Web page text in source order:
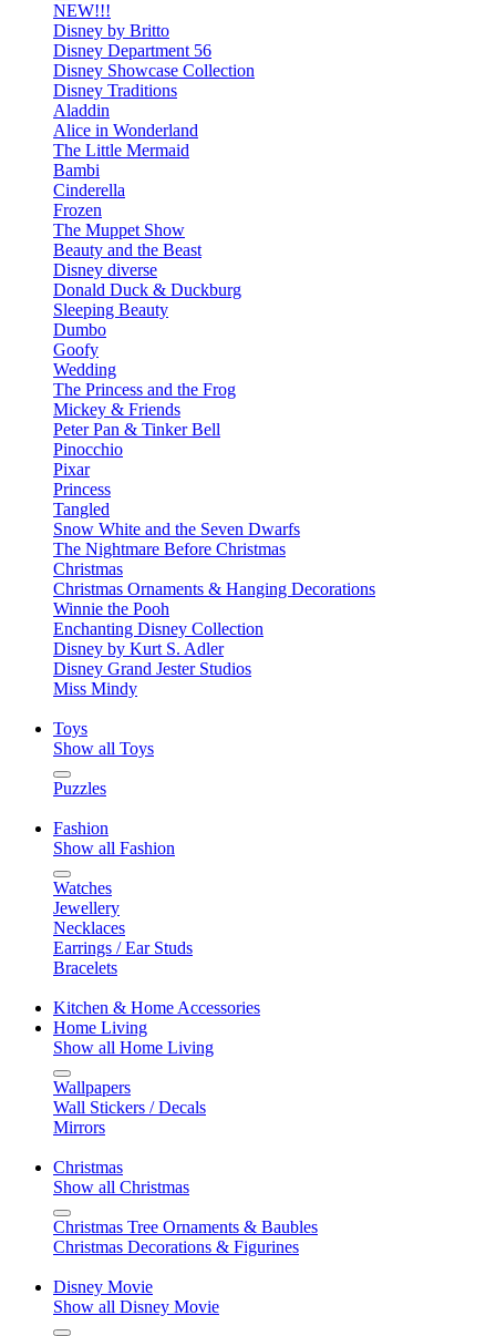
NEW!!!
Disney by Britto
Disney Department 56
Disney Showcase Collection
Disney Traditions
Aladdin
Alice in Wonderland
The Little Mermaid
Bambi
Cinderella
Frozen
The Muppet Show
Beauty and the Beast
Disney diverse
Donald Duck & Duckburg
Sleeping Beauty
Dumbo
Goofy
Wedding
The Princess and the Frog
Mickey & Friends
Peter Pan & Tinker Bell
Pinocchio
Pixar
Princess
Tangled
Snow White and the Seven Dwarfs
The Nightmare Before Christmas
Christmas
Christmas Ornaments & Hanging Decorations
Winnie the Pooh
Enchanting Disney Collection
Disney by Kurt S. Adler
Disney Grand Jester Studios
Miss Mindy
Toys
Show all Toys
Puzzles
Fashion
Show all Fashion
Watches
Jewellery
Necklaces
Earrings / Ear Studs
Bracelets
Kitchen & Home Accessories
Home Living
Show all Home Living
Wallpapers
Wall Stickers / Decals
Mirrors
Christmas
Show all Christmas
Christmas Tree Ornaments & Baubles
Christmas Decorations & Figurines
Disney Movie
Show all Disney Movie